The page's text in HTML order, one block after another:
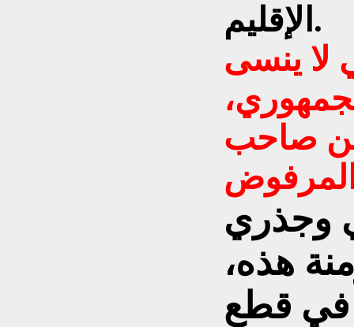
الإقليم.
لا ينسى
من صاحب
وجذري
هذه،
في قطع